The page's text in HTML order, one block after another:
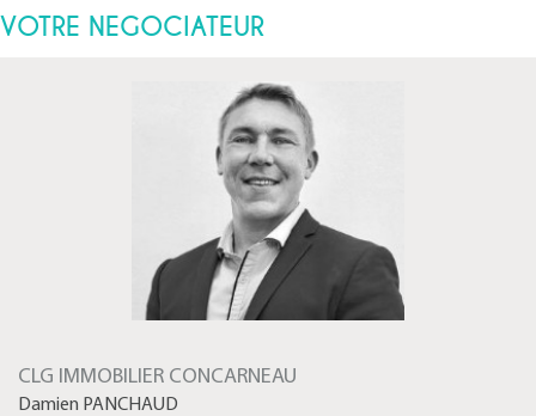
VOTRE NEGOCIATEUR
CLG IMMOBILIER CONCARNEAU
Damien PANCHAUD